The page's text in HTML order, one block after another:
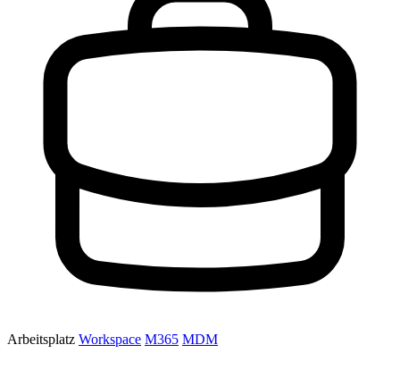
Arbeitsplatz Workspace M365 MDM